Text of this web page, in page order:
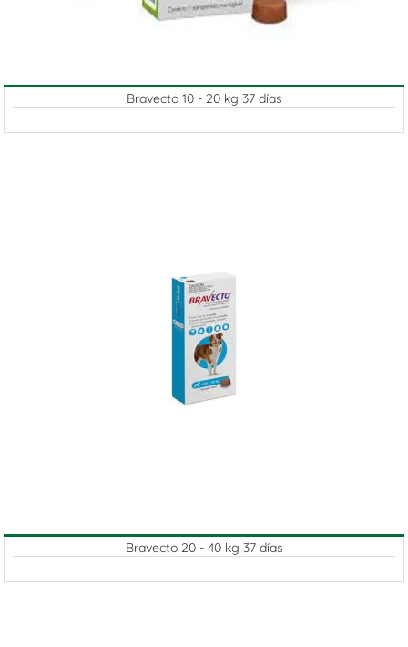
Bravecto 10 - 20 kg 37 días
Bravecto 20 - 40 kg 37 días